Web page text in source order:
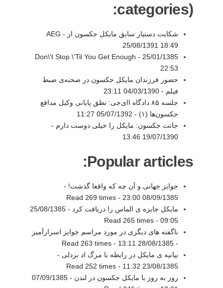
categories):
شکایت دستیار سابق مایکل جکسون از AEG -
25/08/1391 18:49
Don\'t Stop \'Til You Get Enough - 25/01/1385
22:53
حضور فرزندان مایکل جکسون در صحنه‌ی ضبط
فیلم - 04/03/1390 23:11
جلسه ۸۵ دادگاه اای‌جی: نطق پایانی وکیل مدافع
جکسون‌ها (۱) -
05/07/1392 11:27
جانت جکسون: مایکل را خیلی دوست دارم -
19/07/1390 13:46
Popular articles:
جوایز جهانی و آن چه که واقعا گذشت! -
08/09/1385 23:00
-
Read 269 times
مایکل جایزه ی الماس را دریافت کرد - 25/08/1385
09:05
-
Read 265 times
ناگفته های دیگری در مورد مراسم جوایز اسرارآمیز
-
28/08/1385 13:11
-
Read 263 times
بیانیه ی مایکل در رابطه با مرگ اد بردلی -
23/08/1385 11:32
-
Read 252 times
روز به روز با مایکل جکسون در لندن - 07/09/1385